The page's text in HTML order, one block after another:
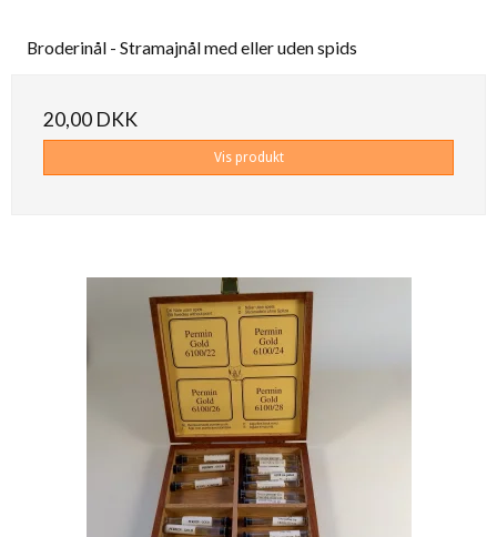
Broderinål - Stramajnål med eller uden spids
20,00 DKK
Vis produkt